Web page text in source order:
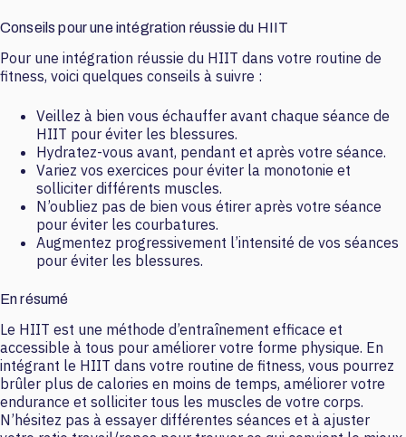
Conseils pour une intégration réussie du HIIT
Pour une intégration réussie du HIIT dans votre routine de
fitness, voici quelques conseils à suivre :
Veillez à bien vous échauffer avant chaque séance de
HIIT pour éviter les blessures.
Hydratez-vous avant, pendant et après votre séance.
Variez vos exercices pour éviter la monotonie et
solliciter différents muscles.
N’oubliez pas de bien vous étirer après votre séance
pour éviter les courbatures.
Augmentez progressivement l’intensité de vos séances
pour éviter les blessures.
En résumé
Le HIIT est une méthode d’entraînement efficace et
accessible à tous pour améliorer votre forme physique. En
intégrant le HIIT dans votre routine de fitness, vous pourrez
brûler plus de calories en moins de temps, améliorer votre
endurance et solliciter tous les muscles de votre corps.
N’hésitez pas à essayer différentes séances et à ajuster